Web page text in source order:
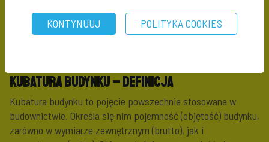
Kubatura budynku
Kubatura budynku – definicja
Kubatura budynku to pojęcie powszechnie stosowane w
budownictwie. Określa się nim pojemność (objętość) budynku,
zarówno w wymiarze zewnętrznym (brutto), jak i
KONTYNUUJ POLITYKA COOKIES